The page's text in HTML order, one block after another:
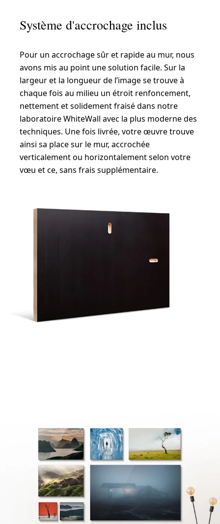
Système d'accrochage inclus
Pour un accrochage sûr et rapide au mur, nous
avons mis au point une solution facile. Sur la
largeur et la longueur de l’image se trouve à
chaque fois au milieu un étroit renfoncement,
nettement et solidement fraisé dans notre
laboratoire WhiteWall avec la plus moderne des
techniques. Une fois livrée, votre œuvre trouve
ainsi sa place sur le mur, accrochée
verticalement ou horizontalement selon votre
vœu et ce, sans frais supplémentaire.